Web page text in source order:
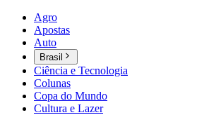
Agro
Apostas
Auto
Brasil
Ciência e Tecnologia
Colunas
Copa do Mundo
Cultura e Lazer